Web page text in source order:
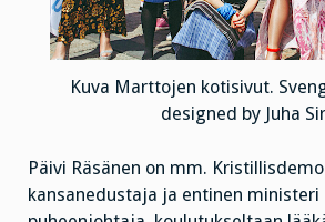
Kuva Marttojen kotisivut.
designed by Juha
Päivi Räsänen on mm.
kansanedustaja ja entinen ministeri